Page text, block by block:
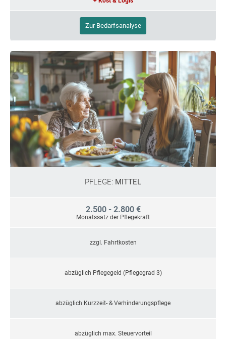
Zur Bedarfsanalyse
PFLEGE: MITTEL
2.500 - 2.800 €
Monatssatz der Pflegekraft
zzgl. Fahrtkosten
abzüglich Pflegegeld (Pflegegrad 3)
abzüglich Kurzzeit- & Verhinderungspflege
abzüglich max. Steuervorteil